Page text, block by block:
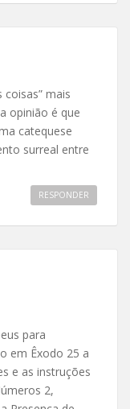
coisas” mais
opinião é que
catequese
surreal entre
RESPONDER
para
em Êxodo 25 a
e as instruções
2,